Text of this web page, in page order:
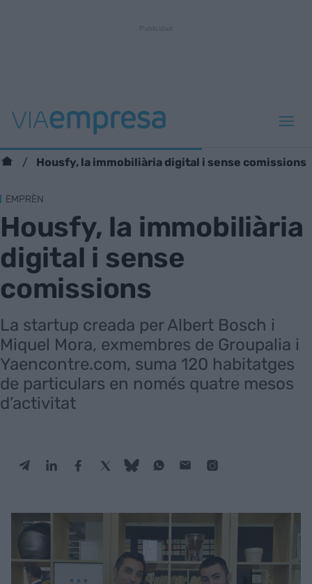
Housfy, la immobiliària digital i sense comissions
EMPRÈN
Housfy, la immobiliària
digital i sense
comissions
La startup creada per Albert Bosch i
Miquel Mora, exmembres de Groupalia i
Yaencontre.com, suma 120 habitatges
de particulars en només quatre mesos
d’activitat